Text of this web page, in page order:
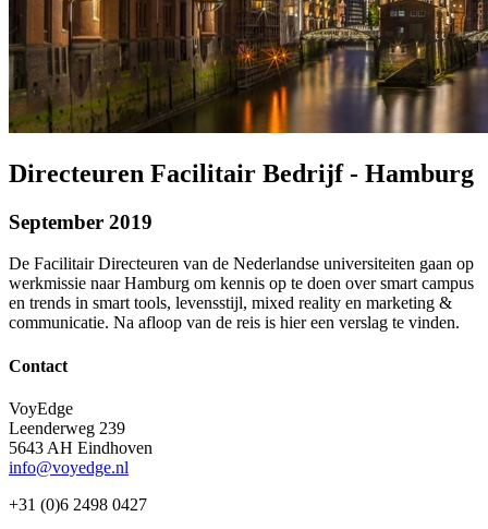
Directeuren Facilitair Bedrijf - Hamburg
September 2019
De Facilitair Directeuren van de Nederlandse universiteiten gaan op
werkmissie naar Hamburg om kennis op te doen over smart campus
en trends in smart tools, levensstijl, mixed reality en marketing &
communicatie. Na afloop van de reis is hier een verslag te vinden.
Contact
VoyEdge
Leenderweg 239
5643 AH Eindhoven
info@voyedge.nl
+31 (0)6 2498 0427